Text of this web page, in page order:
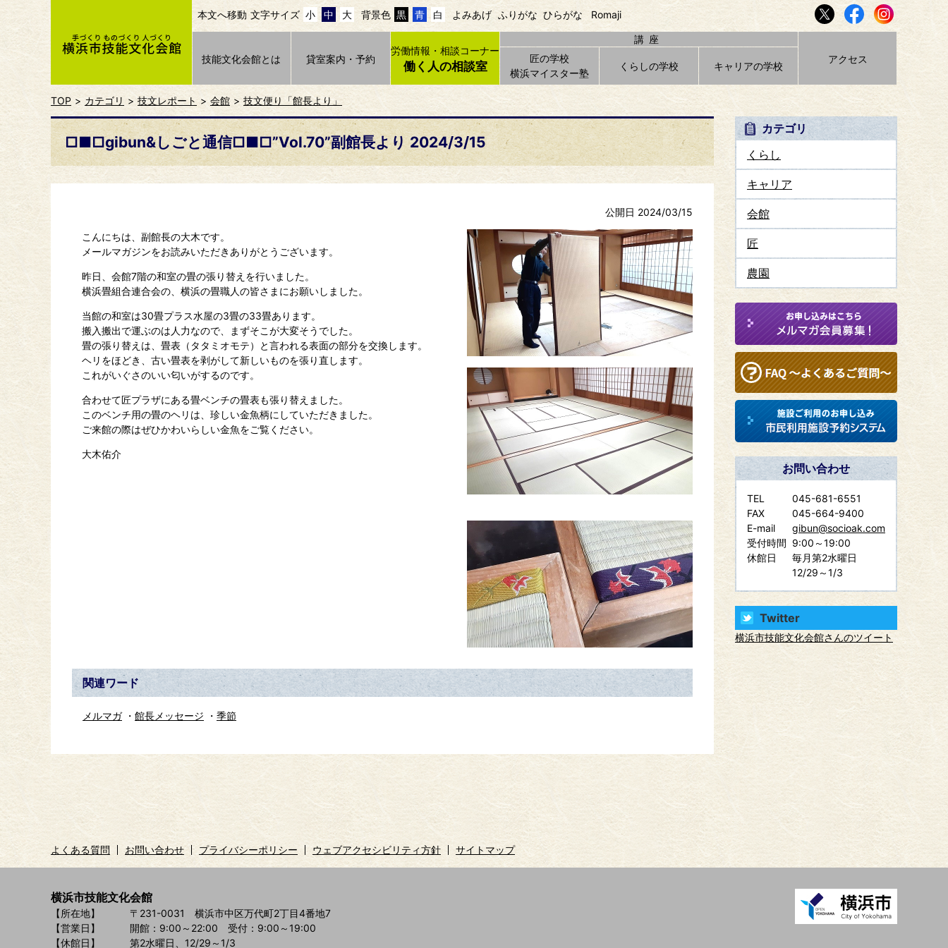
本文へ移動 文字サイズ 小 中 大 背景色 黒 青 白 よみあげ ふりがな ひらがな Romaji
技能文化会館とは 貸室案内・予約
労働情報・相談コーナー
働く人の相談室
講座
匠の学校
横浜マイスター塾
くらしの学校 キャリアの学校
アクセス
TOP カテゴリ 技文レポート 会館 技文便り「館長より」
□■□gibun&しごと通信□■□”Vol.70”副館長より 2024/3/15
公開日 2024/03/15
こんにちは、副館長の大木です。
メールマガジンをお読みいただきありがとうございます。
昨日、会館7階の和室の畳の張り替えを行いました。
横浜畳組合連合会の、横浜の畳職人の皆さまにお願いしました。
当館の和室は30畳プラス水屋の3畳の33畳あります。
搬入搬出で運ぶのは人力なので、まずそこが大変そうでした。
畳の張り替えは、畳表（タタミオモテ）と言われる表面の部分を交換します。
ヘリをほどき、古い畳表を剥がして新しいものを張り直します。
これがいぐさのいい匂いがするのです。
合わせて匠プラザにある畳ベンチの畳表も張り替えました。
このベンチ用の畳のヘリは、珍しい金魚柄にしていただきました。
ご来館の際はぜひかわいらしい金魚をご覧ください。
大木佑介
関連ワード
メルマガ 館長メッセージ 季節
カテゴリ
くらし
キャリア
会館
匠
農園
お問い合わせ
TEL
045-681-6551
FAX
045-664-9400
E-mail
gibun@socioak.com
受付時間 9:00～19:00
休館日
毎月第2水曜日
12/29～1/3
Twitter
横浜市技能文化会館さんのツイート
よくある質問 お問い合わせ プライバシーポリシー ウェブアクセシビリティ方針 サイトマップ
横浜市技能文化会館
【所在地】
〒231-0031 横浜市中区万代町2丁目4番地7
【営業日】
開館：9:00～22:00
受付：9:00～19:00
【休館日】
第2水曜日、12/29～1/3